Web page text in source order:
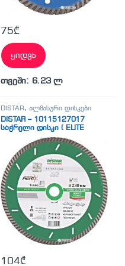
75₾
ყიდვა
თვეში: 6.23 ლ
DISTAR, ალმასური დისკები
DISTAR – 10115127017
საჭრელი დისკი ( ELITE
104₾